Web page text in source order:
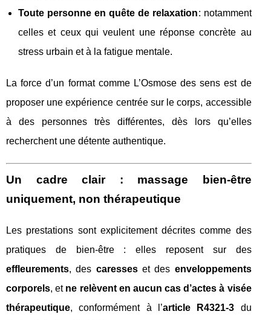
Toute personne en quête de relaxation: notamment
celles et ceux qui veulent une réponse concrète au
stress urbain et à la fatigue mentale.
La force d’un format comme L’Osmose des sens est de
proposer une expérience centrée sur le corps, accessible
à des personnes très différentes, dès lors qu’elles
recherchent une détente authentique.
Un cadre clair : massage bien-être
uniquement, non thérapeutique
Les prestations sont explicitement décrites comme des
pratiques de bien-être : elles reposent sur des
effleurements, des caresseset des enveloppements
corporels, et ne relèvent en aucun cas d’actes à visée
thérapeutique, conformément à l’article R4321-3 du